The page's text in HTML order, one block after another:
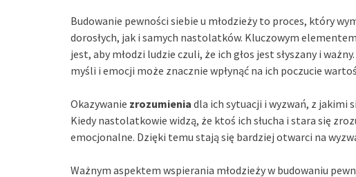
Budowanie pewności siebie u młodzieży to proces, który
dorosłych, jak i samych nastolatków. Kluczowym
jest, aby młodzi ludzie czuli, że ich głos jest słyszany i
myśli i emocji może znacznie wpłynąć na ich poczucie
Okazywanie zrozumienia dla ich sytuacji i wyzwań, z jakimi
Kiedy nastolatkowie widzą, że ktoś ich słucha i stara się
emocjonalne. Dzięki temu stają się bardziej otwarci na
Ważnym aspektem wspierania młodzieży w budowaniu